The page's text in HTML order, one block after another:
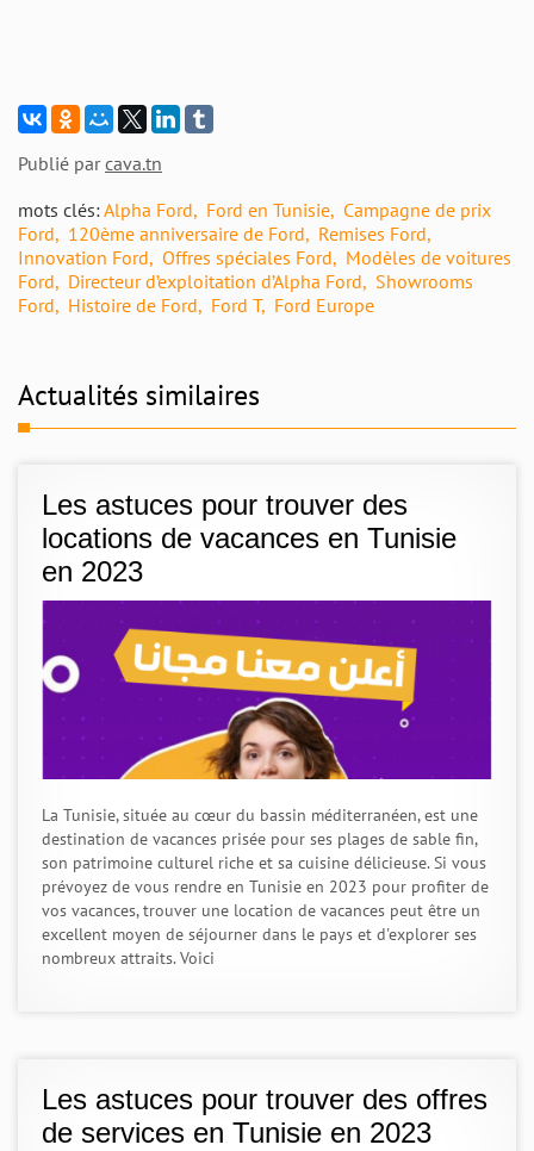
Publié parcava.tn
mots clés:Alpha Ford Ford en Tunisie Campagne de prix
Ford
120ème anniversaire de Ford
Remises Ford
Innovation Ford Offres spéciales Ford
Modèles de voitures
Ford
Directeur d’exploitation d’Alpha Ford
Showrooms
Ford
Histoire de Ford Ford T Ford Europe
Actualités similaires
Les astuces pour trouver des
locations de vacances en Tunisie
en 2023
La Tunisie, située au cœur du bassin méditerranéen, est une
destination de vacances prisée pour ses plages de sable fin,
son patrimoine culturel riche et sa cuisine délicieuse. Si vous
prévoyez de vous rendre en Tunisie en 2023 pour profiter de
vos vacances, trouver une location de vacances peut être un
excellent moyen de séjourner dans le pays et d'explorer ses
nombreux attraits. Voici
Les astuces pour trouver des offres
de services en Tunisie en 2023